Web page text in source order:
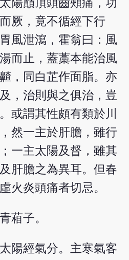
陽巔頂頭齒頰痛，功
厥，竟不循經下行
風泄瀉，霍翁曰：風
而止，蓋藁本能治風
，同白芷作面脂。亦
，治則與之俱治，豈
或謂其性頗有類於川
然一主於肝膽，雖行
一主太陽及督，雖其
肝膽之為異耳。但春
火炎頭痛者切忌。
葙子。
陽經氣分。主寒氣客